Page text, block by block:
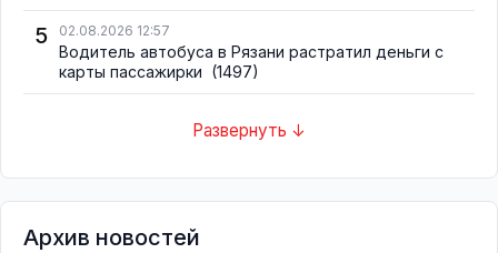
5 02.08.2026 12:57
Водитель автобуса в Рязани растратил деньги с
карты пассажирки (1497)
Развернуть ↓
Архив новостей